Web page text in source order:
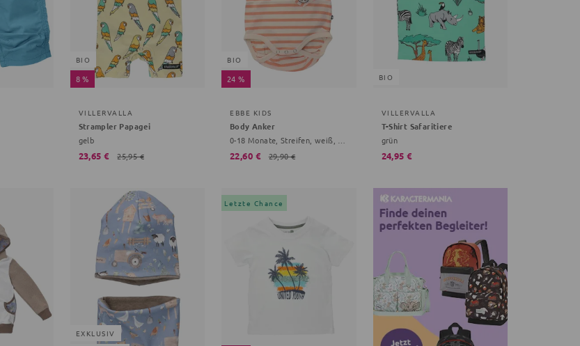
BIO
8 %
VILLERVALLA
Strampler Papagei
gelb
23,65 € 25,95 €
BIO
24 %
EBBE KIDS
Body Anker
22,60 € 29,90 €
BIO
VILLERVALLA
T-Shirt Safaritiere
grün
24,95 €
EXKLUSIV
Letzte Chance